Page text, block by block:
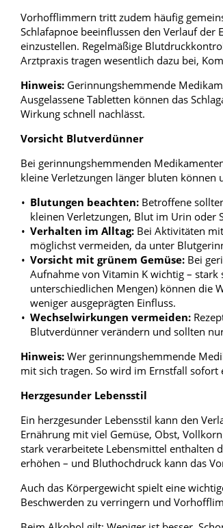
Vorhofflimmern tritt zudem häufig
Schlafapnoe beeinflussen den Verlauf
einzustellen. Regelmäßige
Arztpraxis tragen wesentlich dazu bei,
Hinweis: Gerinnungshemmende
Ausgelassene Tabletten können das
Wirkung schnell nachlässt.
Vorsicht Blutverdünner
Bei gerinnungshemmenden
kleine Verletzungen länger bluten können
Blutungen beachten: Betroffene
kleinen Verletzungen, Blut im Urin oder
Verhalten im Alltag: Bei Aktivitäten
möglichst vermeiden, da unter
Vorsicht mit grünem Gemüse: Bei
Aufnahme von Vitamin K wichtig – stark
unterschiedlichen Mengen) können die
weniger ausgeprägten Einfluss.
Wechselwirkungen vermeiden:
Blutverdünner verändern und sollten
Hinweis: Wer gerinnungshemmende
mit sich tragen. So wird im Ernstfall
Herzgesunder Lebensstil
Ein herzgesunder Lebensstil kann den
Ernährung mit viel Gemüse, Obst,
stark verarbeitete Lebensmittel enthalten
erhöhen – und Bluthochdruck kann das
Auch das Körpergewicht spielt eine
Beschwerden zu verringern und